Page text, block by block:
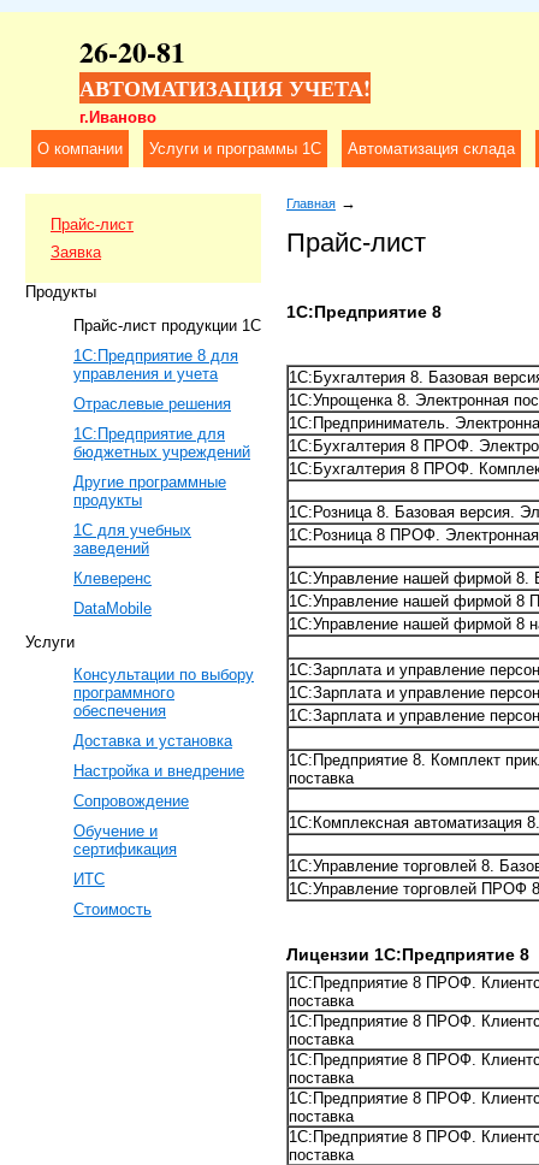
26-20-81
АВТОМАТИЗАЦИЯ УЧЕТА!
г.Иваново
О компании
Услуги и программы 1C Автоматизация склада
Прайс-лист
Заявка
Продукты
Прайс-лист продукции 1С
1C:Предприятие 8 для
управления и учета
Отраслевые решения
1С:Предприятие для
бюджетных учреждений
Другие программные
продукты
1С для учебных
заведений
Клеверенс
DataMobile
Услуги
Консультации по выбору
программного
обеспечения
Доставка и установка
Настройка и внедрение
Сопровождение
Обучение и
сертификация
ИТС
Стоимость
Главная →
Прайс-лист
1С:Предприятие 8
1С:Бухгалтерия 8. Базовая
1С:Упрощенка 8. Электронная
1С:Предприниматель.
1С:Бухгалтерия 8 ПРОФ.
1С:Бухгалтерия 8 ПРОФ.
1С:Розница 8. Базовая версия.
1С:Розница 8 ПРОФ. Электронная
1С:Управление нашей фирмой 8.
1С:Управление нашей фирмой 8
1С:Управление нашей фирмой 8
1С:Зарплата и управление
1С:Зарплата и управление
1С:Зарплата и управление
1С:Предприятие 8. Комплект
поставка
1С:Комплексная автоматизация
1С:Управление торговлей 8.
1С:Управление торговлей ПРОФ
Лицензии 1С:Предприятие 8
1С:Предприятие 8 ПРОФ.
поставка
1С:Предприятие 8 ПРОФ.
поставка
1С:Предприятие 8 ПРОФ.
поставка
1С:Предприятие 8 ПРОФ.
поставка
1С:Предприятие 8 ПРОФ.
поставка